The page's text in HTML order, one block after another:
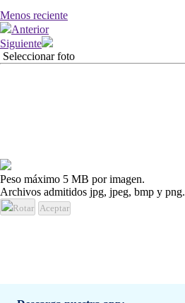
Menos reciente
Anterior
Siguiente
Seleccionar foto
Peso máximo 5 MB por imagen.
Archivos admitidos jpg, jpeg, bmp y png.
Rotar Aceptar